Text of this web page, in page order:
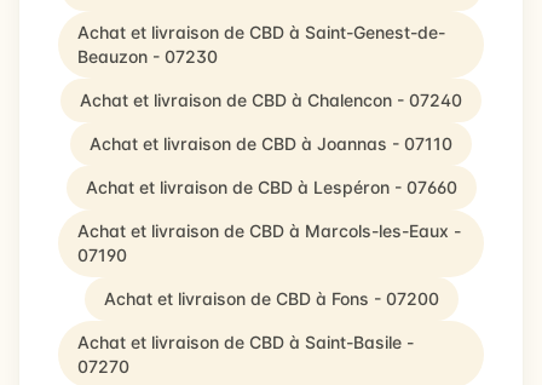
Achat et livraison de CBD à Saint-Genest-de-
Beauzon - 07230
Achat et livraison de CBD à Chalencon - 07240
Achat et livraison de CBD à Joannas - 07110
Achat et livraison de CBD à Lespéron - 07660
Achat et livraison de CBD à Marcols-les-Eaux -
07190
Achat et livraison de CBD à Fons - 07200
Achat et livraison de CBD à Saint-Basile -
07270